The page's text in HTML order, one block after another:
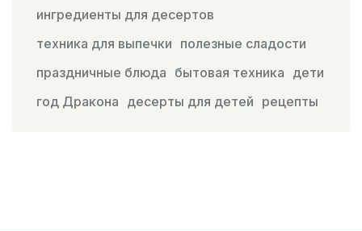
ингредиенты для десертов
техника для выпечки полезные сладости
праздничные блюда бытовая техника дети
год Дракона десерты для детей рецепты